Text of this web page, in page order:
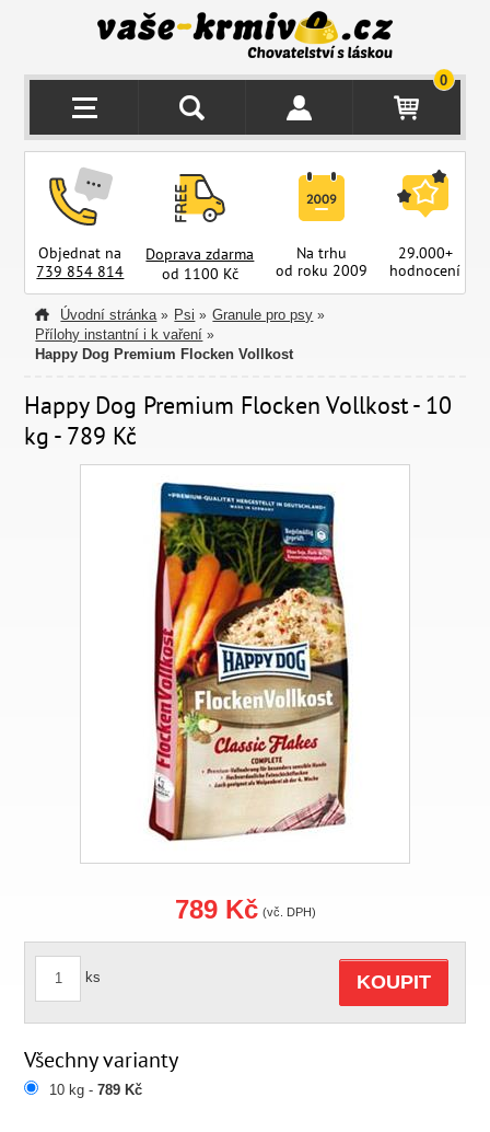
0
Objednat na
739 854 814
Doprava zdarma
od 1100 Kč
Na trhu
od roku 2009
29.000+
hodnocení
Úvodní stránka » Psi » Granule pro psy »
Přílohy instantní i k vaření »
Happy Dog Premium Flocken Vollkost
Happy Dog Premium Flocken Vollkost - 10
kg - 789 Kč
789 Kč (vč. DPH)
ks KOUPIT
Všechny varianty
10 kg -789 Kč